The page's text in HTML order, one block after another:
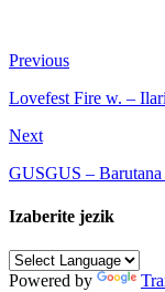
Previous
Lovefest Fire w. –
Next
GUSGUS – Barutana
Izaberite jezik
Powered by